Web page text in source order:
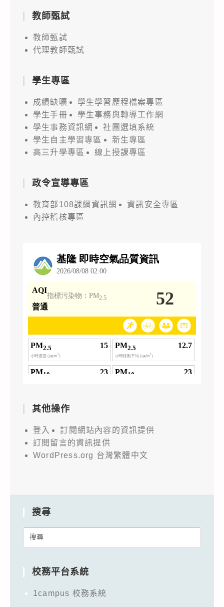
教師甄試
教師甄試
代理教師甄試
學生專區
成績缺曠
學生學習歷程檔案專區
學生手冊
學生事務與轉導工作網
學生事務資訊網
社團選填系統
學生自主學習專區
新生專區
高三升學專區
線上授課專區
政令宣導專區
教育部108課綱資訊網
資訊安全專區
內控稽核專區
其他操作
登入
訂閱網站內容的資訊提供
訂閱留言的資訊提供
WordPress.org 台灣繁體中文
搜尋
Search
校務平台系統
1campus 校務系統